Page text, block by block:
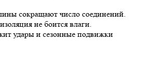
сокращают число соединений.
не боится влаги.
удары и сезонные подвижки